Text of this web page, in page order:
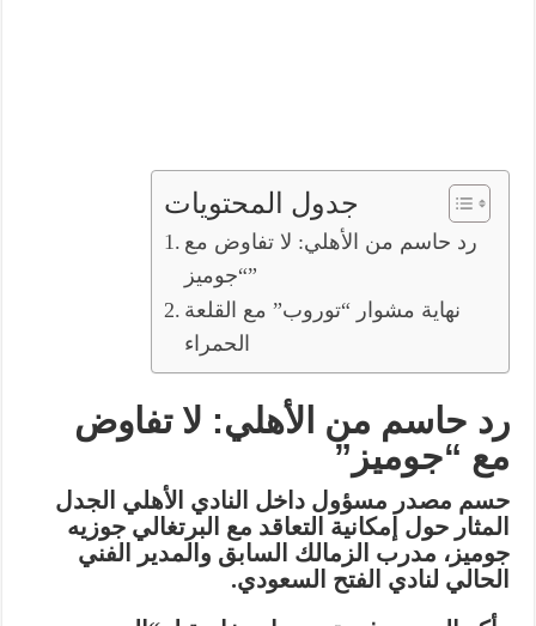
جدول المحتويات
رد حاسم من الأهلي: لا تفاوض مع
“جوميز”
نهاية مشوار “توروب” مع القلعة
الحمراء
رد حاسم من الأهلي: لا تفاوض
مع “جوميز”
حسم مصدر مسؤول داخل النادي الأهلي الجدل
المثار حول إمكانية التعاقد مع البرتغاليجوزيه
جوميز، مدرب الزمالك السابق والمدير الفني
الحالي لنادي الفتح السعودي.